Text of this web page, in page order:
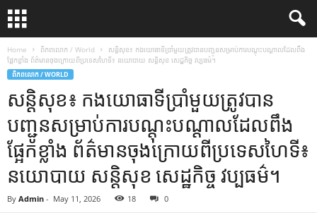
Home ពិភពលោក / World
សន្តិសុខ៖ កងយោធាទីប្រាំមួយត្រូវបានបញ្ជូនសម្រាប់ការបណ្តុះបណ្តាលដែលពឹង
ផ្អែកខ្លាំង ព័ត៌មានចុងក្រោយពីប្រទេសហៃទី៖ នយោបាយ សន្តិសុខ សេដ្ឋកិច្ច វប្បធម៌។
ពិភពលោក / WORLD
សន្តិសុខ៖ កងយោធាទីប្រាំមួយត្រូវបាន
បញ្ជូនសម្រាប់ការបណ្តុះបណ្តាលដែលពឹង
ផ្អែកខ្លាំង ព័ត៌មានចុងក្រោយពីប្រទេសហៃទី៖
នយោបាយ សន្តិសុខ សេដ្ឋកិច្ច វប្បធម៌។
By Admin - May 11, 2026 18 0